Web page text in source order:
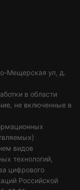
Мещерская ул, д.
в области
не включенные в
видов
технологий,
цифрового
Российской